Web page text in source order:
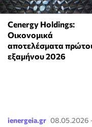
Cenergy Holdings:
Οικονομικά
αποτελέσματα
εξαμήνου 2026
ienergeia.gr 08.05.2026